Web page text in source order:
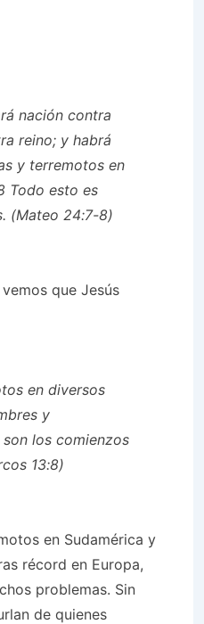
nación contra
reino; y habrá
y terremotos en
Todo esto es
(Mateo 24:7-8)
que Jesús
en diversos
y
los comienzos
13:8)
en Sudamérica y
récord en Europa,
problemas. Sin
de quienes